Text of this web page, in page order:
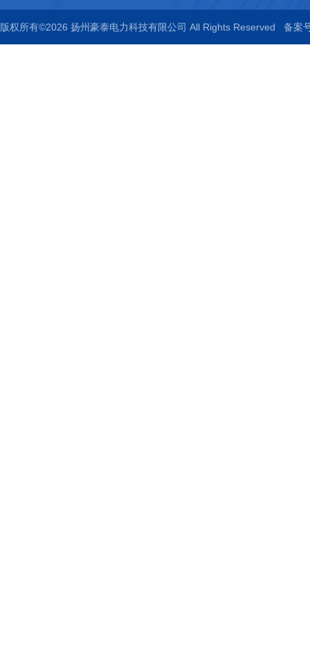
版权所有©2026 扬州豪泰电力科技有限公司 All Rights Reserved 备案